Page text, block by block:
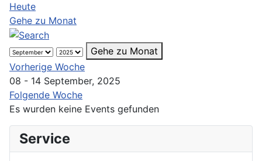
Heute
Gehe zu Monat
Gehe zu Monat
Vorherige Woche
08 - 14 September, 2025
Folgende Woche
Es wurden keine Events gefunden
Service